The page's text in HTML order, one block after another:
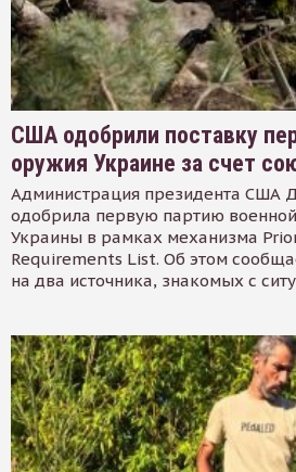
США одобрили поставку
оружия Украине за счет
Администрация президента США
одобрила первую партию
Украины в рамках механизма
Requirements List. Об этом
на два источника, знакомых с